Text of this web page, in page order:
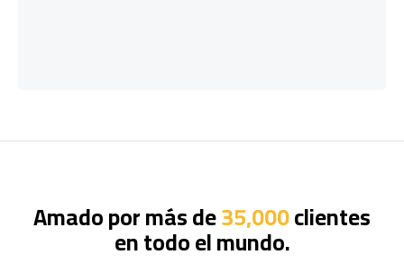
Amado por más de35,000clientes
en todo el mundo.